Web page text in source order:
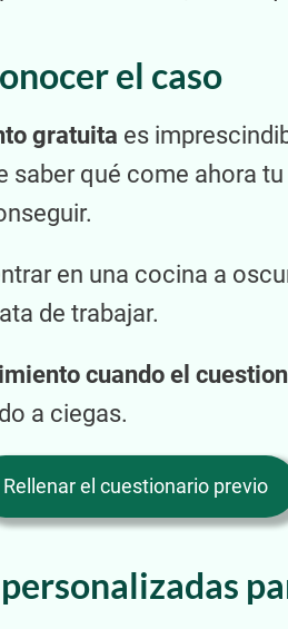
el caso
gratuita es
qué come ahora
en una cocina a
de trabajar.
cuando el
a ciegas.
Rellenar el cuestionario previo